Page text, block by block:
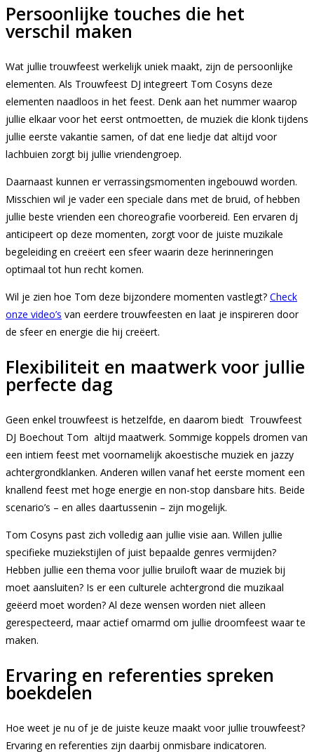
Persoonlijke touches die het
verschil maken
Wat jullie trouwfeest werkelijk uniek maakt, zijn de persoonlijke
elementen. Als Trouwfeest DJ integreert Tom Cosyns deze
elementen naadloos in het feest. Denk aan het nummer waarop
jullie elkaar voor het eerst ontmoetten, de muziek die klonk tijdens
jullie eerste vakantie samen, of dat ene liedje dat altijd voor
lachbuien zorgt bij jullie vriendengroep.
Daarnaast kunnen er verrassingsmomenten ingebouwd worden.
Misschien wil je vader een speciale dans met de bruid, of hebben
jullie beste vrienden een choreografie voorbereid. Een ervaren dj
anticipeert op deze momenten, zorgt voor de juiste muzikale
begeleiding en creëert een sfeer waarin deze herinneringen
optimaal tot hun recht komen.
Wil je zien hoe Tom deze bijzondere momenten vastlegt? Check
onze video’s van eerdere trouwfeesten en laat je inspireren door
de sfeer en energie die hij creëert.
Flexibiliteit en maatwerk voor jullie
perfecte dag
Geen enkel trouwfeest is hetzelfde, en daarom biedt Trouwfeest
DJ Boechout Tom altijd maatwerk. Sommige koppels dromen van
een intiem feest met voornamelijk akoestische muziek en jazzy
achtergrondklanken. Anderen willen vanaf het eerste moment een
knallend feest met hoge energie en non-stop dansbare hits. Beide
scenario’s – en alles daartussenin – zijn mogelijk.
Tom Cosyns past zich volledig aan jullie visie aan. Willen jullie
specifieke muziekstijlen of juist bepaalde genres vermijden?
Hebben jullie een thema voor jullie bruiloft waar de muziek bij
moet aansluiten? Is er een culturele achtergrond die muzikaal
geëerd moet worden? Al deze wensen worden niet alleen
gerespecteerd, maar actief omarmd om jullie droomfeest waar te
maken.
Ervaring en referenties spreken
boekdelen
Hoe weet je nu of je de juiste keuze maakt voor jullie trouwfeest?
Ervaring en referenties zijn daarbij onmisbare indicatoren.